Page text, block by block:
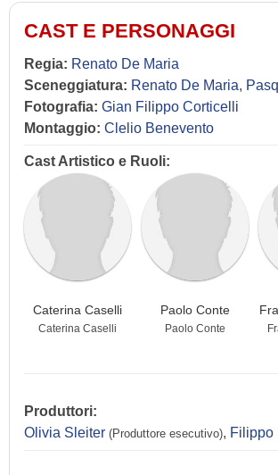
CAST E PERSONAGGI
Regia: Renato De Maria
Sceneggiatura: Renato De Maria,
Fotografia: Gian Filippo Corticelli
Montaggio: Clelio Benevento
Cast Artistico e Ruoli:
Caterina Caselli
Caterina Caselli
Paolo Conte
Paolo Conte
Produttori:
Olivia Sleiter (Produttore esecutivo), Filippo